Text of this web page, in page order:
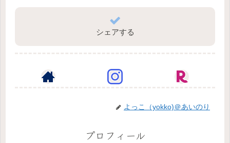
シェアする
よっこ（yokko)＠あいのり
プロフィール